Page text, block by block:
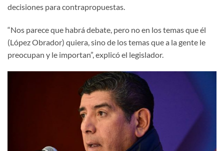
decisiones para contrapropuestas.
“Nos parece que habrá debate, pero no en los temas que él
(López Obrador) quiera, sino de los temas que a la gente le
preocupan y le importan”, explicó el legislador.